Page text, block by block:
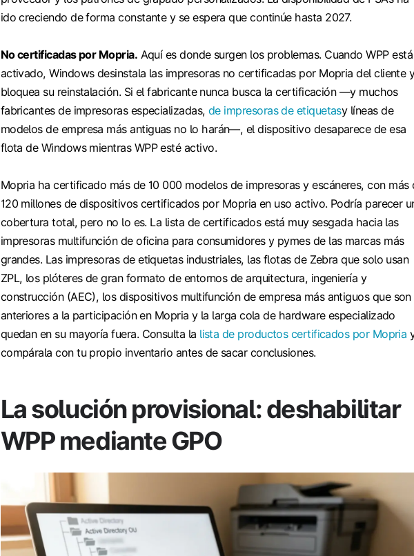
ido creciendo de forma constante y se espera que continúe hasta 2027.
No certificadas por Mopria. Aquí es donde surgen los problemas. Cuando WPP está
activado, Windows desinstala las impresoras no certificadas por Mopria del cliente
bloquea su reinstalación. Si el fabricante nunca busca la certificación —y muchos
fabricantes de impresoras especializadas, de impresoras de etiquetasy líneas de
modelos de empresa más antiguas no lo harán—, el dispositivo desaparece de esa
flota de Windows mientras WPP esté activo.
Mopria ha certificado más de 10 000 modelos de impresoras y escáneres, con más
120 millones de dispositivos certificados por Mopria en uso activo. Podría parecer
cobertura total, pero no lo es. La lista de certificados está muy sesgada hacia las
impresoras multifunción de oficina para consumidores y pymes de las marcas más
grandes. Las impresoras de etiquetas industriales, las flotas de Zebra que solo usan
ZPL, los plóteres de gran formato de entornos de arquitectura, ingeniería y
construcción (AEC), los dispositivos multifunción de empresa más antiguos que son
anteriores a la participación en Mopria y la larga cola de hardware especializado
quedan en su mayoría fuera. Consulta la lista de productos certificados por Mopria
compárala con tu propio inventario antes de sacar conclusiones.
La solución provisional: deshabilitar
WPP mediante GPO